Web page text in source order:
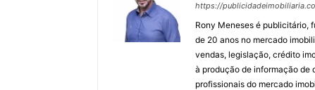
https://
Rony Meneses é publicitário,
de 20 anos no mercado
vendas, legislação, crédito
à produção de informação de
profissionais do mercado